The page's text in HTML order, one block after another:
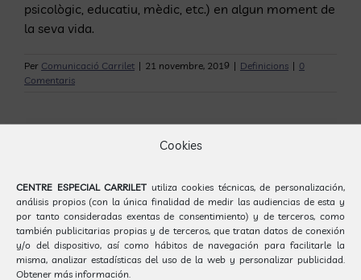
Cookies
CENTRE ESPECIAL CARRILET utiliza cookies técnicas, de personalización,
análisis propios (con la única finalidad de medir las audiencias de esta y
por tanto consideradas exentas de consentimiento) y de terceros, como
también publicitarias propias y de terceros, que tratan datos de conexión
y/o del dispositivo, así como hábitos de navegación para facilitarle la
misma, analizar estadísticas del uso de la web y personalizar publicidad.
Obtener más información.
psicològic, educatiu, mèdic, etc.) en algun moment de
la seva vida.
Per Comunicació Carrilet | 21 novembre, 2019 | Definicions | 0
Comentaris
Deixeu un comentari